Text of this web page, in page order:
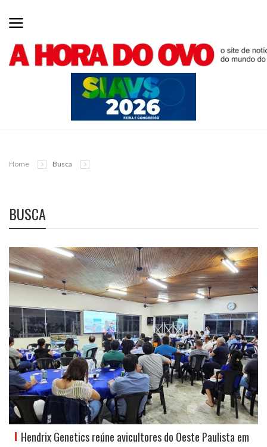
Home Busca
BUSCA
Hendrix Genetics reúne avicultores do Oeste Paulista em